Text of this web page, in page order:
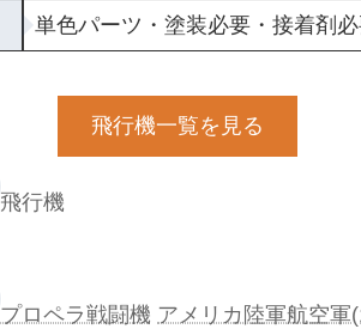
単色パーツ・塗装必要・接着剤
飛行機一覧を見る
飛行機
プロペラ戦闘機 アメリカ陸軍航空軍